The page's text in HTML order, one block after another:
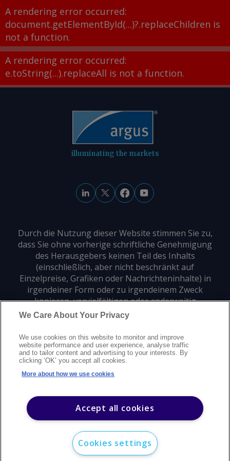
A rendering error occurred:
document.getElementById(...)?.replaceChildren is
not a function.
A rendering error occurred:
e.toString(...).replaceAll is not a function.
illuminating the markets
Durch die Nutzung dieser Website stimmen Sie zu,
dass Sie ohne vorherige schriftliche Genehmigung
des Herausgebers keinen Teil des Inhalts
(einschließlich, aber nicht beschränkt auf
Einzelpreise, Grafiken oder Nachrichteninhalte) in
irgendeiner Form oder zu irgendeinem Zweck
kopieren, vervielfältigen oder anderweitig
verwenden dürfen.
DatenschutzMarkenzeichenUrheberrecht
NutzungsbedingungenErklärung zur modernen Sklaverei
CareersKundensupport
We Care About Your Privacy
We use cookies on this website to monitor and improve
website performance and user experience, analyse traffic
and to tailor content and advertising to your interests. By
clicking ‘OK’ you accept all cookies.
More about how we use cookies
Accept all cookies
Cookies settings